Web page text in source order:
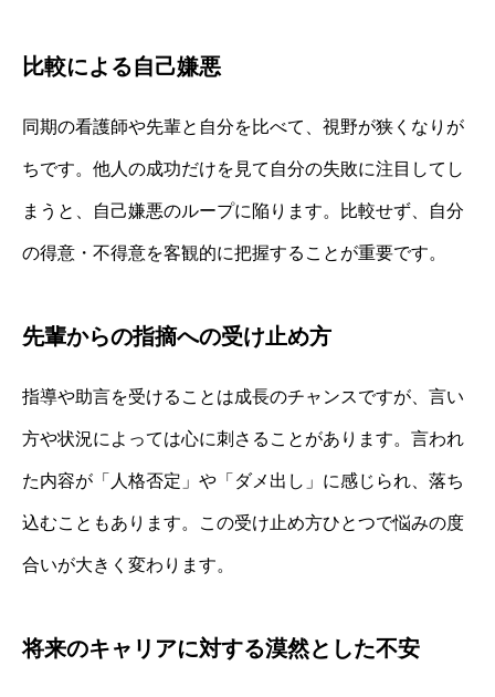
比較による自己嫌悪
同期の看護師や先輩と自分を比べて、視野が狭くなりが
ちです。他人の成功だけを見て自分の失敗に注目してし
まうと、自己嫌悪のループに陥ります。比較せず、自分
の得意・不得意を客観的に把握することが重要です。
先輩からの指摘への受け止め方
指導や助言を受けることは成長のチャンスですが、言い
方や状況によっては心に刺さることがあります。言われ
た内容が「人格否定」や「ダメ出し」に感じられ、落ち
込むこともあります。この受け止め方ひとつで悩みの度
合いが大きく変わります。
将来のキャリアに対する漠然とした不安